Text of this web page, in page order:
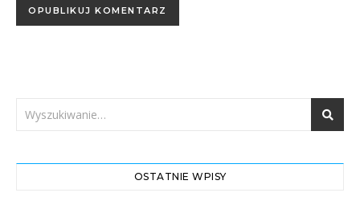
OSTATNIE WPISY